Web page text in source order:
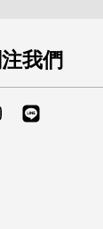
我們
Instagram